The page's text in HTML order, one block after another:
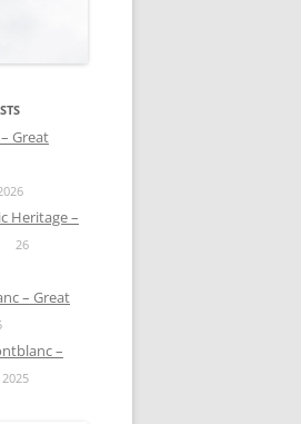
Great
Heritage –
26
– Great
–